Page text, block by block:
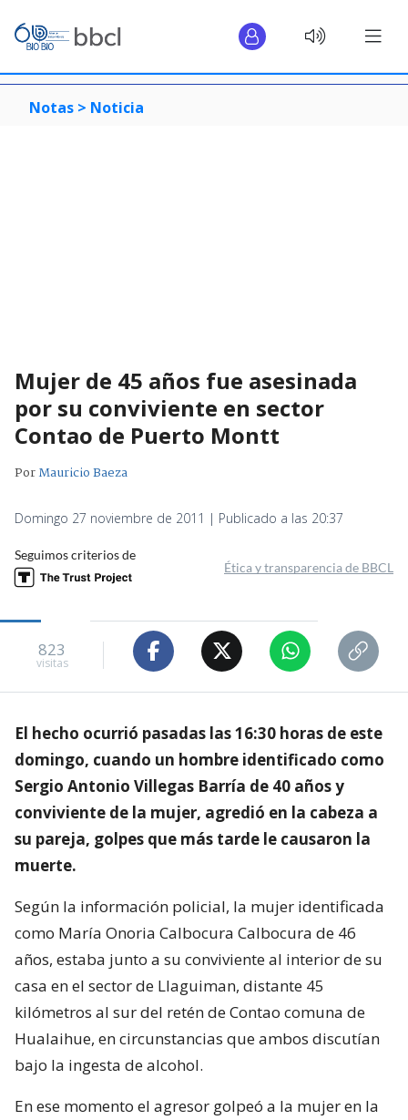
Notas > Noticia
Mujer de 45 años fue asesinada
por su conviviente en sector
Contao de Puerto Montt
PorMauricio Baeza
Domingo 27 noviembre de 2011 | Publicado a las 20:37
Seguimos criterios de
Ética y transparencia de BBCL
823
visitas
El hecho ocurrió pasadas las 16:30 horas de este
domingo, cuando un hombre identificado como
Sergio Antonio Villegas Barría de 40 años y
conviviente de la mujer, agredió en la cabeza a
su pareja, golpes que más tarde le causaron la
muerte.
Según la información policial, la mujer identificada
como María Onoria Calbocura Calbocura de 46
años, estaba junto a su conviviente al interior de su
casa en el sector de Llaguiman, distante 45
kilómetros al sur del retén de Contao comuna de
Hualaihue, en circunstancias que ambos discutían
bajo la ingesta de alcohol.
En ese momento el agresor golpeó a la mujer en la